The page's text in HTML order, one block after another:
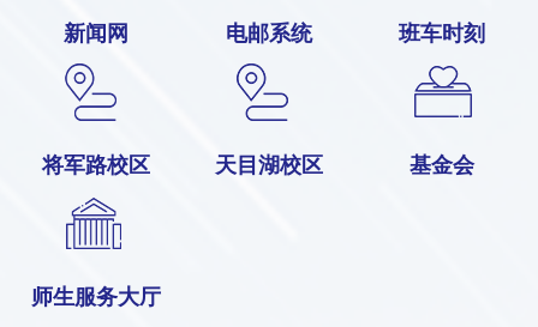
新闻网 电邮系统 班车时刻
将军路校区 天目湖校区 基金会
师生服务大厅